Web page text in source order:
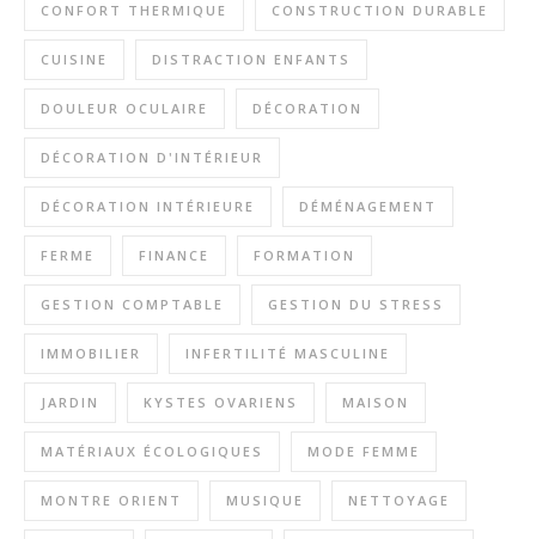
CONFORT THERMIQUE CONSTRUCTION DURABLE
CUISINE DISTRACTION ENFANTS
DOULEUR OCULAIRE DÉCORATION
DÉCORATION D'INTÉRIEUR
DÉCORATION INTÉRIEURE DÉMÉNAGEMENT
FERME FINANCE FORMATION
GESTION COMPTABLE GESTION DU STRESS
IMMOBILIER INFERTILITÉ MASCULINE
JARDIN KYSTES OVARIENS MAISON
MATÉRIAUX ÉCOLOGIQUES MODE FEMME
MONTRE ORIENT MUSIQUE NETTOYAGE